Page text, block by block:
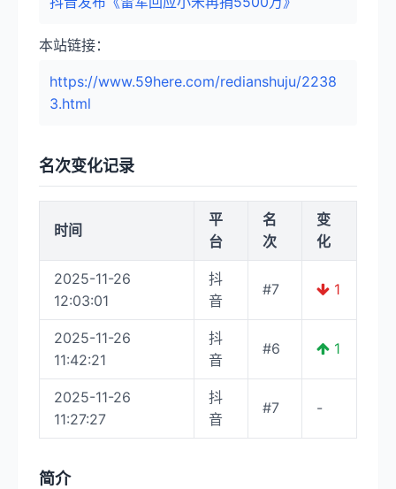
本站链接：
https://www.59here.com/redianshuju/2238
3.html
名次变化记录
时间
平
台
名
次
变
化
2025-11-26
12:03:01
抖
音
#7 1
2025-11-26
11:42:21
抖
音
#6 1
2025-11-26
11:27:27
抖
音
#7 -
简介